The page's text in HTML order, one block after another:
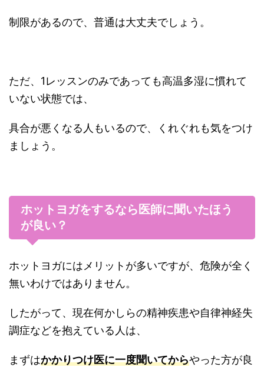
制限があるので、普通は大丈夫でしょう。
ただ、1レッスンのみであっても高温多湿に慣れて
いない状態では、
具合が悪くなる人もいるので、くれぐれも気をつけ
ましょう。
ホットヨガをするなら医師に聞いたほう
が良い？
ホットヨガにはメリットが多いですが、危険が全く
無いわけではありません。
したがって、現在何かしらの精神疾患や自律神経失
調症などを抱えている人は、
まずはかかりつけ医に一度聞いてからやった方が良